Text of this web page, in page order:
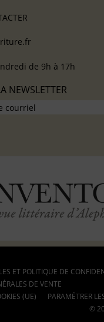
de 9h à 17h
NEWSLETTER
ET POLITIQUE DE
DE VENTE
(UE)
PARAMÉTRER
©